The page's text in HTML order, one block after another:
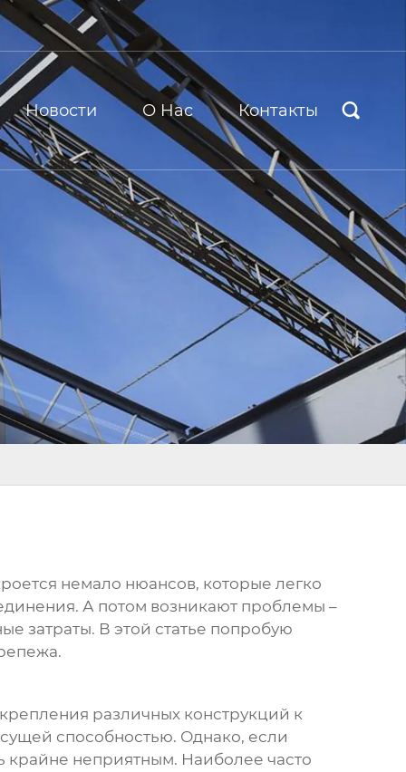
Новости О Hас Контакты 
немало нюансов, которые легко
А потом возникают проблемы –
затраты. В этой статье попробую
различных конструкций к
способностью. Однако, если
крайне неприятным. Наиболее часто